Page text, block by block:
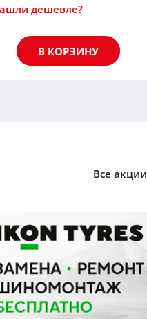
дешевле?
В КОРЗИНУ
Все акции